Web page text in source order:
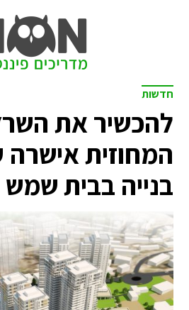
חדשות
להכשיר את
המחוזית אישרה
בנייה בבית שמש